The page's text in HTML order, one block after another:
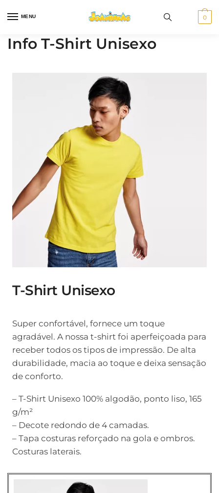
MENU 0
Info T-Shirt Unisexo
T-Shirt Unisexo
Super confortável, fornece um toque
agradável. A nossa t-shirt foi aperfeiçoada para
receber todos os tipos de impressão. De alta
durabilidade, macia ao toque e deixa sensação
de conforto.
– T-Shirt Unisexo 100% algodão, ponto liso, 165
g/m²
– Decote redondo de 4 camadas.
– Tapa costuras reforçado na gola e ombros.
Costuras laterais.